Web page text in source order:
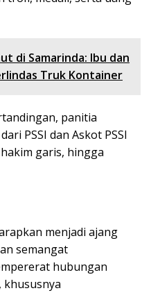
di Samarinda: Ibu dan
Truk Kontainer
panitia
PSSI dan Askot PSSI
garis, hingga
menjadi ajang
semangat
hubungan
khususnya